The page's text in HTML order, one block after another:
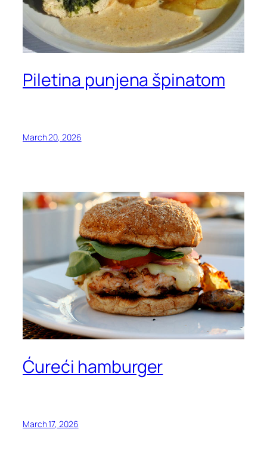
Piletina punjena špinatom
March 20, 2026
Ćureći hamburger
March 17, 2026